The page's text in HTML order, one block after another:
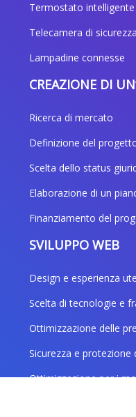
Termostato intelligente
Telecamera di
Lampadine connesse
CREAZIONE DI
Ricerca di mercato
Definizione del
Scelta dello status
Elaborazione di un
Finanziamento del
SVILUPPO WEB
Design e esperienza
Scelta di tecnologie e
Ottimizzazione delle
Sicurezza e protezione
Ottimizzazione per i